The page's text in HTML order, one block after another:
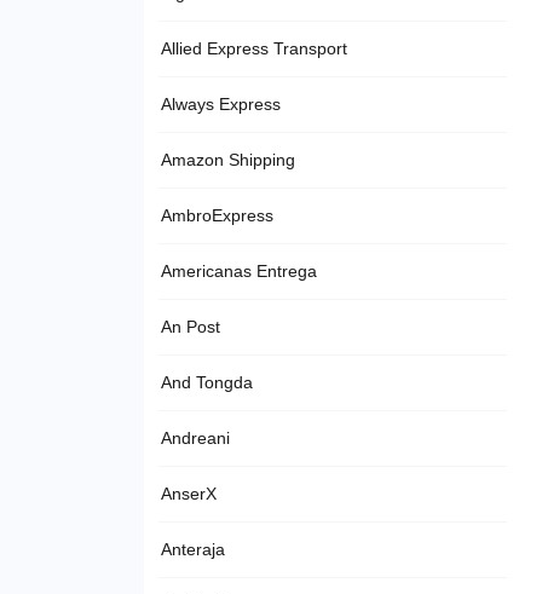
Allied Express Transport
Always Express
Amazon Shipping
AmbroExpress
Americanas Entrega
An Post
And Tongda
Andreani
AnserX
Anteraja